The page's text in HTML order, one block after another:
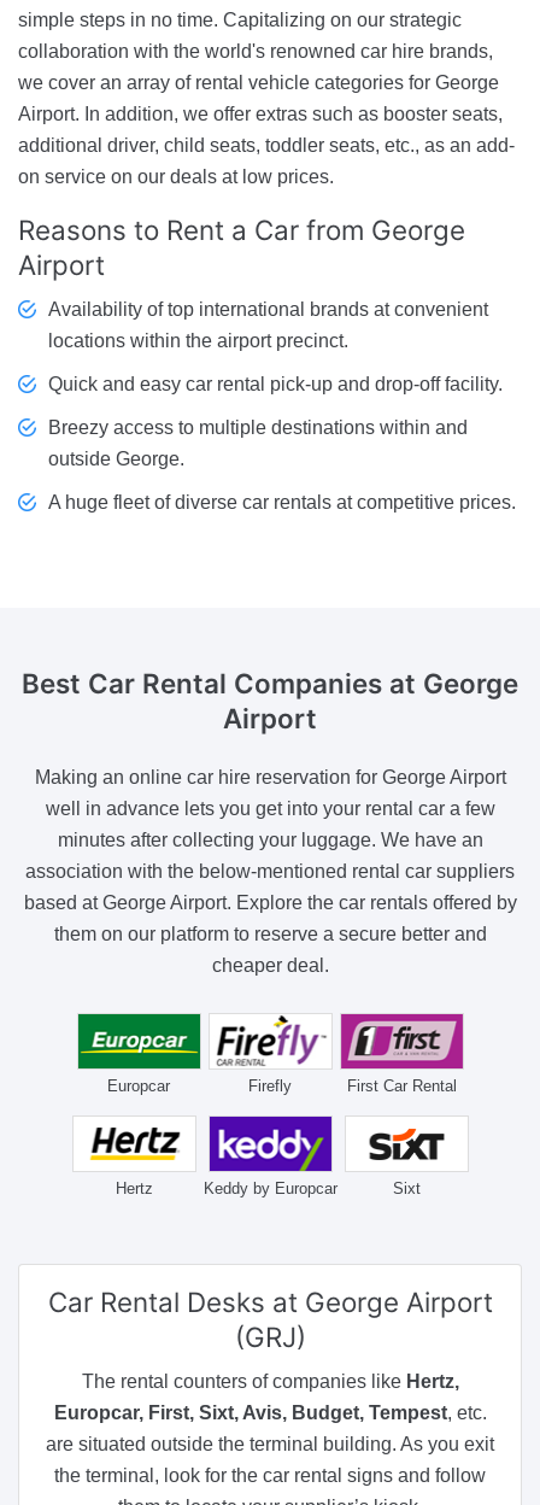
simple steps in no time. Capitalizing on our strategic
collaboration with the world's renowned car hire brands,
we cover an array of rental vehicle categories for George
Airport. In addition, we offer extras such as booster seats,
additional driver, child seats, toddler seats, etc., as an add-
on service on our deals at low prices.
Reasons to Rent a Car from George
Airport
Availability of top international brands at convenient
locations within the airport precinct.
Quick and easy car rental pick-up and drop-off facility.
Breezy access to multiple destinations within and
outside George.
A huge fleet of diverse car rentals at competitive prices.
Best Car Rental Companies at George
Airport
Making an online car hire reservation for George Airport
well in advance lets you get into your rental car a few
minutes after collecting your luggage. We have an
association with the below-mentioned rental car suppliers
based at George Airport. Explore the car rentals offered by
them on our platform to reserve a secure better and
cheaper deal.
Europcar Firefly First Car Rental
Hertz Keddy by Europcar Sixt
Car Rental Desks at George Airport
(GRJ)
The rental counters of companies like Hertz,
Europcar, First, Sixt, Avis, Budget, Tempest, etc.
are situated outside the terminal building. As you exit
the terminal, look for the car rental signs and follow